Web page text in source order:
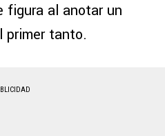
figura al anotar un
primer tanto.